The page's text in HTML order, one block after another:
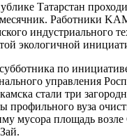
Татарстан
Работники
индустриального
экологичной
по
управления
стали три
профильного вуза
мусора площадь